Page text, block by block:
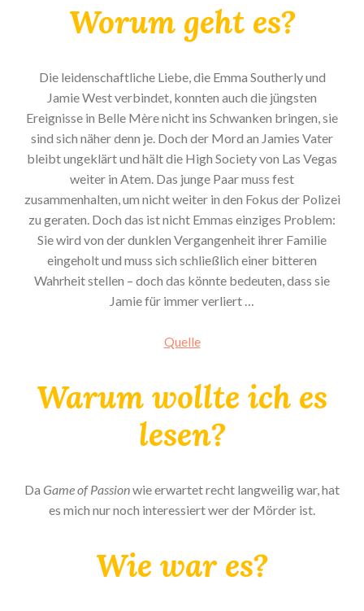
Worum geht es?
Die leidenschaftliche Liebe, die Emma Southerly und
Jamie West verbindet, konnten auch die jüngsten
Ereignisse in Belle Mère nicht ins Schwanken bringen, sie
sind sich näher denn je. Doch der Mord an Jamies Vater
bleibt ungeklärt und hält die High Society von Las Vegas
weiter in Atem. Das junge Paar muss fest
zusammenhalten, um nicht weiter in den Fokus der Polizei
zu geraten. Doch das ist nicht Emmas einziges Problem:
Sie wird von der dunklen Vergangenheit ihrer Familie
eingeholt und muss sich schließlich einer bitteren
Wahrheit stellen – doch das könnte bedeuten, dass sie
Jamie für immer verliert …
Quelle
Warum wollte ich es
lesen?
Da Game of Passionwie erwartet recht langweilig war, hat
es mich nur noch interessiert wer der Mörder ist.
Wie war es?